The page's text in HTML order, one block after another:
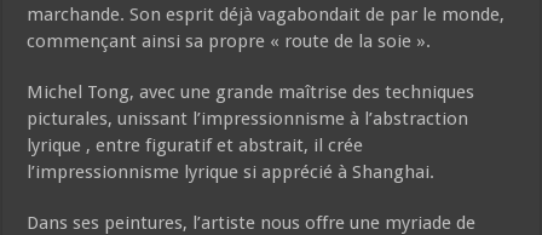
marchande. Son esprit déjà vagabondait de par le monde,
commençant ainsi sa propre « route de la soie ».
Michel Tong, avec une grande maîtrise des techniques
picturales, unissant l’impressionnisme à l’abstraction
lyrique , entre figuratif et abstrait, il crée
l’impressionnisme lyrique si apprécié à Shanghai.
Dans ses peintures, l’artiste nous offre une myriade de